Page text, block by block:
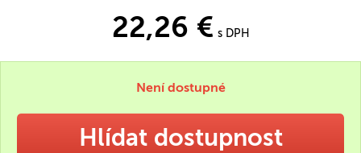
22,26 € s DPH
Není dostupné
Hlídat dostupnost